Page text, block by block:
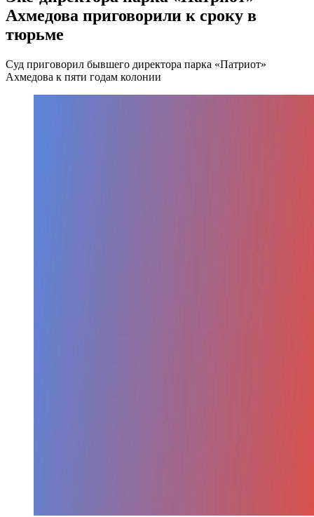
Ахмедова приговорили к сроку в
тюрьме
Суд приговорил бывшего директора парка «Патриот»
Ахмедова к пяти годам колонии